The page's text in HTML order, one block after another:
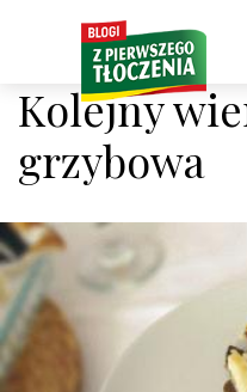
Kolejny
grzybowa